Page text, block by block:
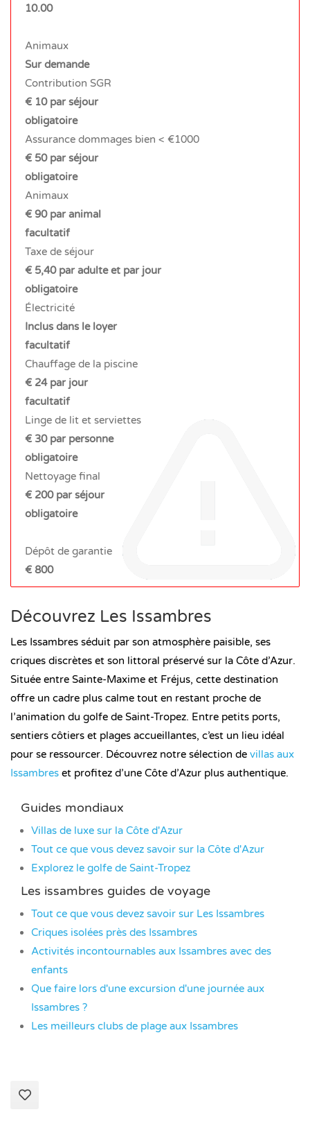
10.00
Animaux
Sur demande
Contribution SGR
€ 10 par séjour
obligatoire
Assurance dommages bien < €1000
€ 50 par séjour
obligatoire
Animaux
€ 90 par animal
facultatif
Taxe de séjour
€ 5,40 par adulte et par jour
obligatoire
Électricité
Inclus dans le loyer
facultatif
Chauffage de la piscine
€ 24 par jour
facultatif
Linge de lit et serviettes
€ 30 par personne
obligatoire
Nettoyage final
€ 200 par séjour
obligatoire
Dépôt de garantie
€ 800
Découvrez Les Issambres
Les Issambres séduit par son atmosphère paisible, ses
criques discrètes et son littoral préservé sur la Côte d’Azur.
Située entre Sainte-Maxime et Fréjus, cette destination
offre un cadre plus calme tout en restant proche de
l’animation du golfe de Saint-Tropez. Entre petits ports,
sentiers côtiers et plages accueillantes, c’est un lieu idéal
pour se ressourcer. Découvrez notre sélection de villas aux
Issambres et profitez d’une Côte d’Azur plus authentique.
Guides mondiaux
Villas de luxe sur la Côte d'Azur
Tout ce que vous devez savoir sur la Côte d'Azur
Explorez le golfe de Saint-Tropez
Les issambres guides de voyage
Tout ce que vous devez savoir sur Les Issambres
Criques isolées près des Issambres
Activités incontournables aux Issambres avec des
enfants
Que faire lors d'une excursion d'une journée aux
Issambres ?
Les meilleurs clubs de plage aux Issambres